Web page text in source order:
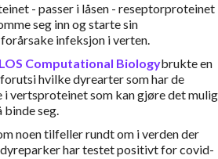
- passer i låsen - reseptorproteinet
seg inn og starte sin
infeksjon i verten.
Computational Biologybrukte en
hvilke dyrearter som har de
i vertsproteinet som kan gjøre det mulig
seg.
noen tilfeller rundt om i verden der
har testet positivt for covid-